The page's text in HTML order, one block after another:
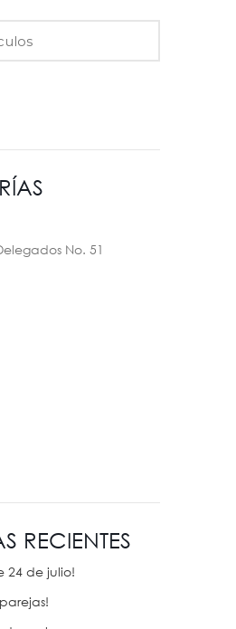
No. 51
RECIENTES
24 de julio!